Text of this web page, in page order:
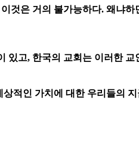
것은 거의 불가능하다. 왜냐
고, 한국의 교회는 이러한
적인 가치에 대한 우리들의